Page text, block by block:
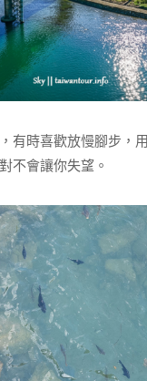
有時喜歡放慢腳步，
不會讓你失望。